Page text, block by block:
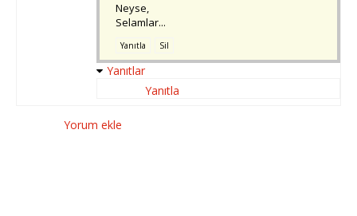
Neyse,
Selamlar...
Yanıtla Sil
Yanıtlar
Yanıtla
Yorum ekle